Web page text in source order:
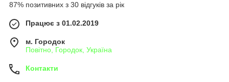
87% позитивних з 30 відгуків за рік
Працює з 01.02.2019
м. Городок
Повітно, Городок, Україна
Контакти